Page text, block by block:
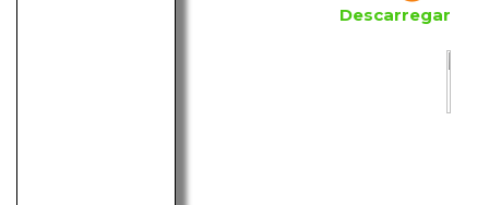
Descarregar